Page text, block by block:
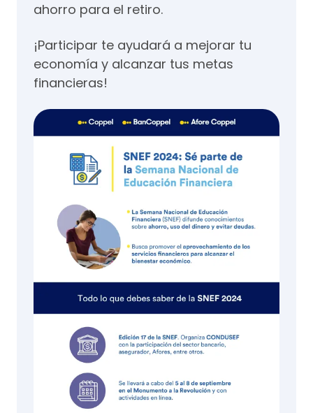
ahorro para el retiro.
¡Participar te ayudará a mejorar tu
economía y alcanzar tus metas
financieras!